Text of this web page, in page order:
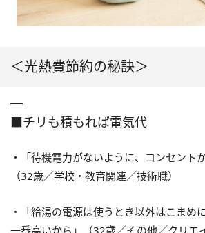
＜光熱費節約の秘訣＞
■チリも積もれば電気代
・「待機電力がないように、コンセント
（32歳／学校・教育関連／技術職）
・「給湯の電源は使うとき以外はこまめ
一番高いから」（32歳／その他／クリエ